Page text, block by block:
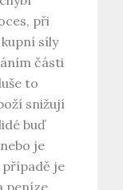
při
síly
části
to
snižují
buď
je
je
peníze